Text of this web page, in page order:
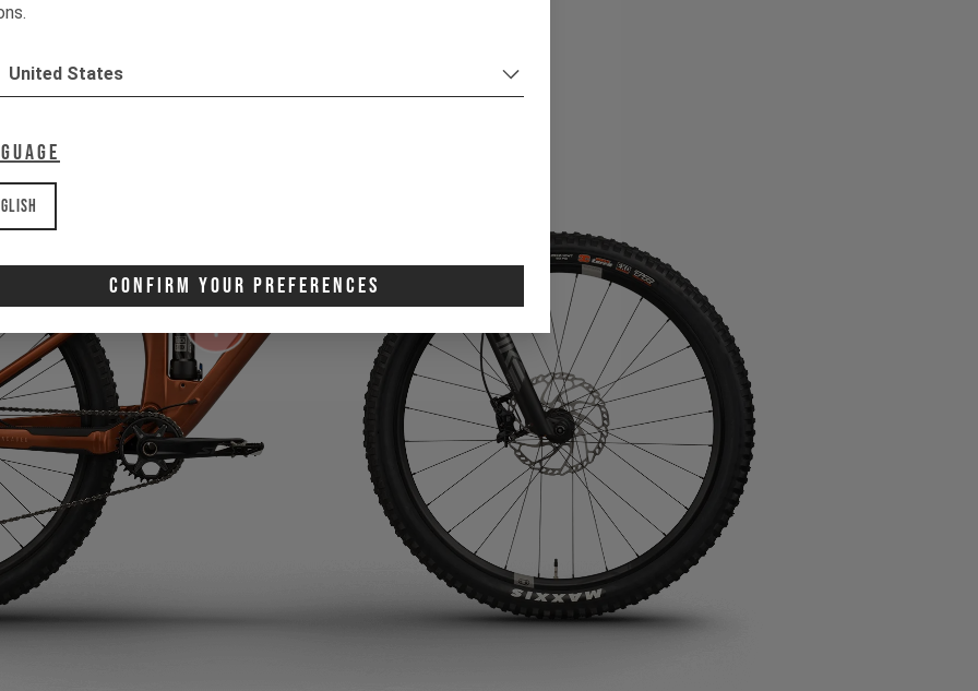
United States
Confirm Your Preferences